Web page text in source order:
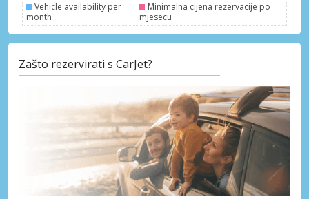
Vehicle availability per
month
Minimalna cijena rezervacije po
mjesecu
Zašto rezervirati s CarJet?
Posebni popusti
Pristupite ekskluzivnim ponudama naših
dobavljača
Prijava putem eLinka